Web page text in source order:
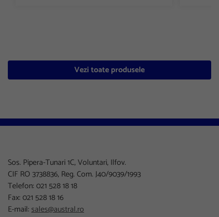
Vezi toate produsele
Sos. Pipera-Tunari 1C, Voluntari, Ilfov.
CIF RO 3738836, Reg. Com. J40/9039/1993
Telefon: 021 528 18 18
Fax: 021 528 18 16
E-mail:sales@austral.ro